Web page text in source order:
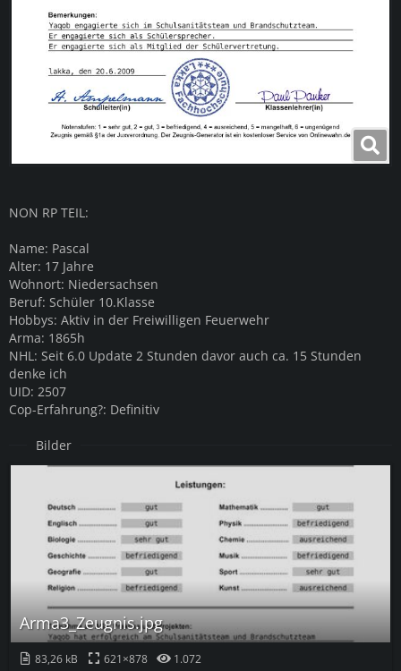
NON RP TEIL:
Name: Pascal
Alter: 17 Jahre
Wohnort: Niedersachsen
Beruf: Schüler 10.Klasse
Hobbys: Aktiv in der Freiwilligen Feuerwehr
Arma: 1865h
NHL: Seit 6.0 Update 2 Stunden davor auch ca. 15 Stunden
denke ich
UID: 2507
Cop-Erfahrung?: Definitiv
Bilder
Arma3_Zeugnis.jpg
83,26 kB 621×878 1.072